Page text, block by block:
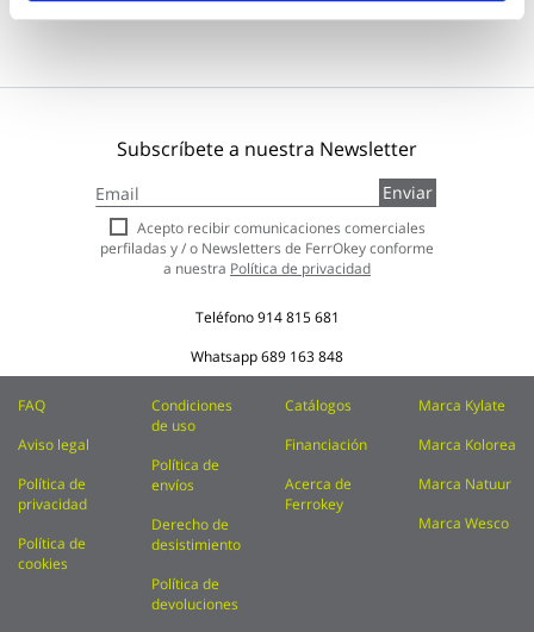
Subscríbete a nuestra Newsletter
a
nuestro
boletín
de
Enviar
Acepto recibir comunicaciones comerciales
perfiladas y / o Newsletters de FerrOkey conforme
a nuestra Política de privacidad
Teléfono914 815 681
Whatsapp689 163 848
FAQ
Aviso legal
Política de
privacidad
Política de
cookies
Condiciones
de uso
Política de
envíos
Derecho de
desistimiento
Política de
devoluciones
Catálogos
Financiación
Acerca de
Ferrokey
Marca Kylate
Marca Kolorea
Marca Natuur
Marca Wesco